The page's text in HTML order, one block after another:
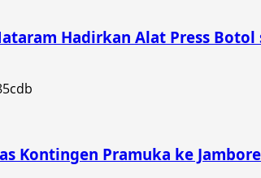
Hadirkan Alat Press
Kontingen Pramuka ke